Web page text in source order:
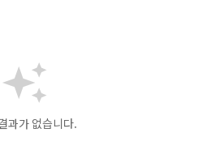
과가 없습니다.